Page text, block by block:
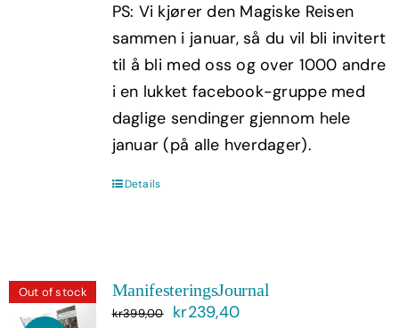
PS: Vi kjører den Magiske Reisen
sammen i januar, så du vil bli invitert
til å bli med oss og over 1000 andre
i en lukket facebook-gruppe med
daglige sendinger gjennom hele
januar (på alle hverdager).
Details
Out of stock ManifesteringsJournal
kr399,00
Opprinnelig
kr239,40Nåværende